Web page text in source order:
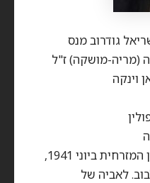
גודרוב מנס
(מריה-מושקה) ז"ל
וינקה
עם פלישת הגרמנים לפולין המזרחית ביוני 1941,
לאביה של